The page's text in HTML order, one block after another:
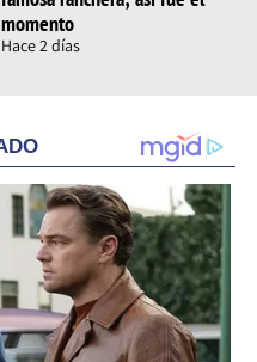
momento
Hace 2 días